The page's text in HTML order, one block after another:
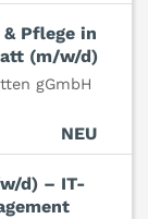
Pflege in
(m/w/d)
gGmbH
NEU
d) – IT-